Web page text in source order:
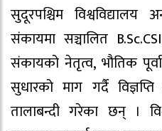
सुदूरपश्चिम विश्वविद्यालय
संकायमा सञ्चालित
संकायको नेतृत्व, भौतिक
सुधारको माग गर्दै
तालाबन्दी गरेका छन् ।